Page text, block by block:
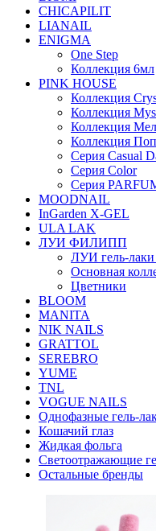
CHICAPILIT
LIANAIL
ENIGMA
One Step
Коллекция 6мл
PINK HOUSE
Коллекция
Коллекция
Коллекция
Коллекция
Серия Casual
Серия Color
Серия
MOODNAIL
InGarden X-GEL
ULA LAK
ЛУИ ФИЛИПП
ЛУИ гель-лаки
Основная
Цветники
BLOOM
MANITA
NIK NAILS
GRATTOL
SEREBRO
YUME
TNL
VOGUE NAILS
Однофазные гель-
Кошачий глаз
Жидкая фольга
Светоотражающие
Остальные бренды